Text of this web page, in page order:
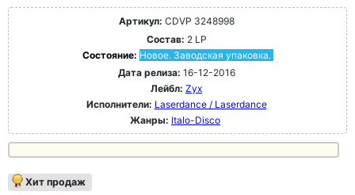
Артикул: CDVP 3248998
Состав: 2 LP
Состояние: Новое. Заводская упаковка.
Дата релиза: 16-12-2016
Лейбл: Zyx
Исполнители: Laserdance / Laserdance
Жанры: Italo-Disco
Хит продаж